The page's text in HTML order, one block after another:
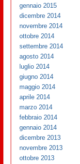
gennaio 2015
dicembre 2014
novembre 2014
ottobre 2014
settembre 2014
agosto 2014
luglio 2014
giugno 2014
maggio 2014
aprile 2014
marzo 2014
febbraio 2014
gennaio 2014
dicembre 2013
novembre 2013
ottobre 2013